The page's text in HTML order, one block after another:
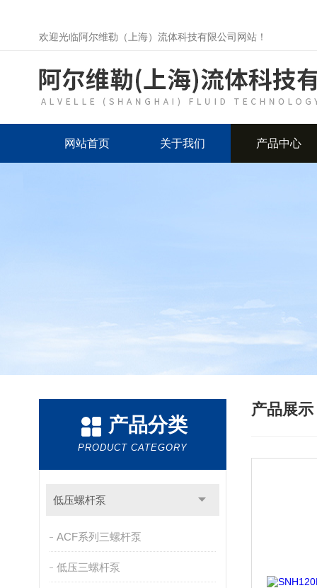
欢迎光临阿尔维勒（上海）流体科技有限公司网站！
网站首页 关于我们 产品中心
产品分类
PRODUCT CATEGORY
低压螺杆泵
ACF系列三螺杆泵
低压三螺杆泵
产品展示